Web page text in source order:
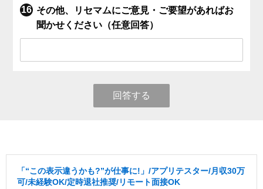
その他、リセマムにご意見・ご要望があればお
聞かせください（任意回答）
回答する
「“この表示違うかも?”が仕事に!」/アプリテスター/月収30万
可/未経験OK/定時退社推奨/リモート面接OK